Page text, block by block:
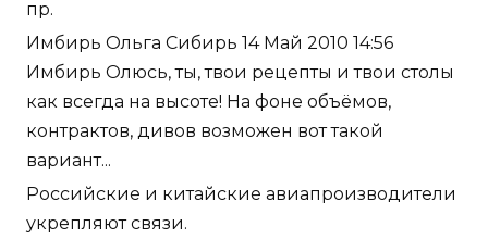
пр.
Имбирь Ольга Сибирь 14 Май 2010 14:56
Имбирь Олюсь, ты, твои рецепты и твои столы
как всегда на высоте! На фоне объёмов,
контрактов, дивов возможен вот такой
вариант...
Российские и китайские авиапроизводители
укрепляют связи.